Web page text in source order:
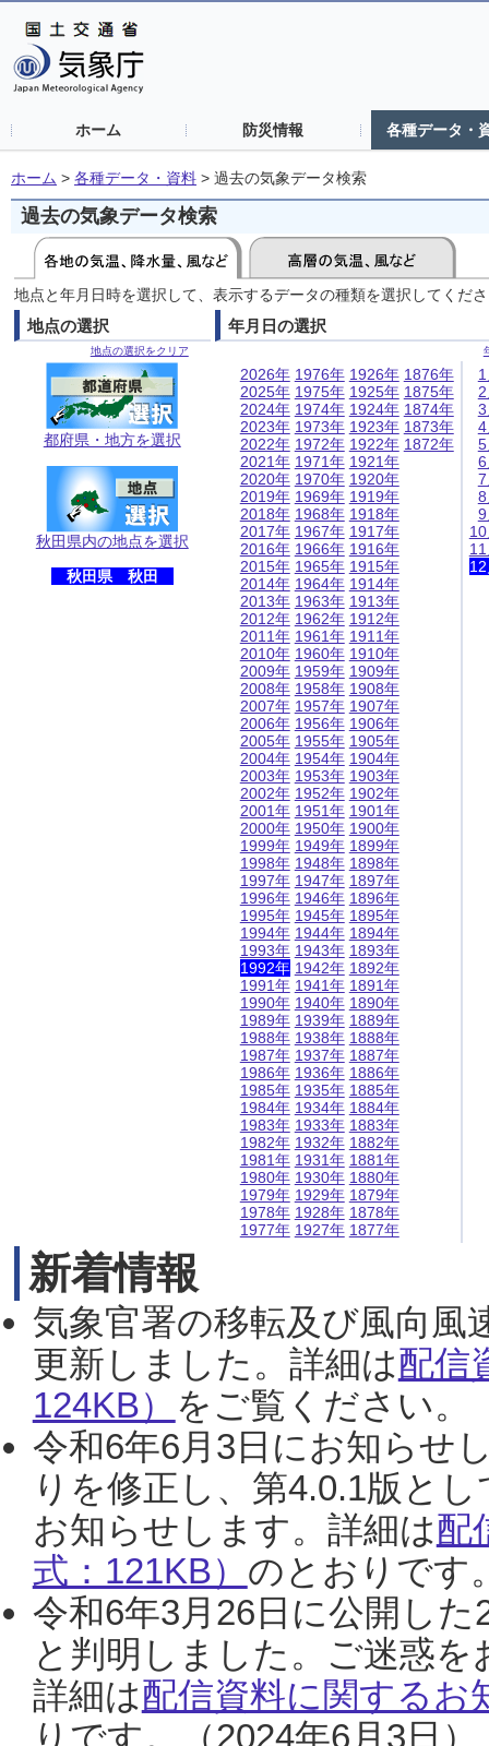
ホーム 防災情報 各種データ・
ホーム > 各種データ・資料 > 過去の気象データ検索
過去の気象データ検索
地点と年月日時を選択して、表示するデータの種類を選択してくだ
地点の選択
地点の選択をクリア
都府県・地方を選択
秋田県内の地点を選択
秋田県 秋田
年月日の選択
2026年
2025年
2024年
2023年
2022年
2021年
2020年
2019年
2018年
2017年
2016年
2015年
2014年
2013年
2012年
2011年
2010年
2009年
2008年
2007年
2006年
2005年
2004年
2003年
2002年
2001年
2000年
1999年
1998年
1997年
1996年
1995年
1994年
1993年
1992年
1991年
1990年
1989年
1988年
1987年
1986年
1985年
1984年
1983年
1982年
1981年
1980年
1979年
1978年
1977年
1976年
1975年
1974年
1973年
1972年
1971年
1970年
1969年
1968年
1967年
1966年
1965年
1964年
1963年
1962年
1961年
1960年
1959年
1958年
1957年
1956年
1955年
1954年
1953年
1952年
1951年
1950年
1949年
1948年
1947年
1946年
1945年
1944年
1943年
1942年
1941年
1940年
1939年
1938年
1937年
1936年
1935年
1934年
1933年
1932年
1931年
1930年
1929年
1928年
1927年
1926年
1925年
1924年
1923年
1922年
1921年
1920年
1919年
1918年
1917年
1916年
1915年
1914年
1913年
1912年
1911年
1910年
1909年
1908年
1907年
1906年
1905年
1904年
1903年
1902年
1901年
1900年
1899年
1898年
1897年
1896年
1895年
1894年
1893年
1892年
1891年
1890年
1889年
1888年
1887年
1886年
1885年
1884年
1883年
1882年
1881年
1880年
1879年
1878年
1877年
1876年
1875年
1874年
1873年
1872年
新着情報
気象官署の移転及び風向風
更新しました。詳細は配信
124KB） をご覧ください。
令和6年6月3日にお知らせ
りを修正し、第4.0.1版と
お知らせします。詳細は配
式：121KB） のとおりです
令和6年3月26日に公開し
と判明しました。ご迷惑
詳細は配信資料に関するお
りです。（2024年6月3日）